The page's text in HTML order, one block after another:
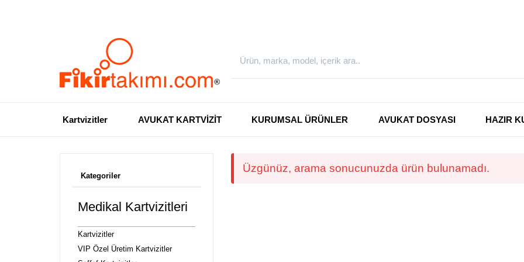
Kartvizitler AVUKAT KARTVİZİT KURUMSAL ÜRÜNLER AVUKAT DOSYASI HAZIR
Kategoriler
Medikal Kartvizitleri
Kartvizitler
VIP Özel Üretim Kartvizitler
Üzgünüz, arama sonucunuzda ürün bulunamadı.